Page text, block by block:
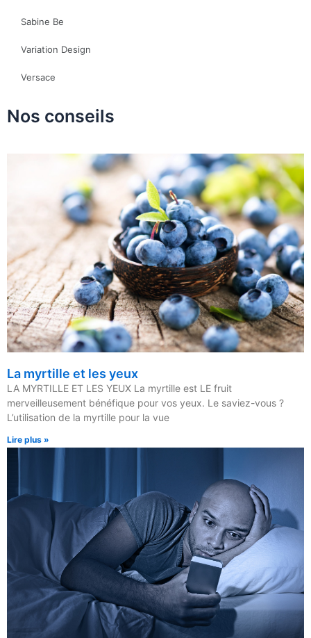
Sabine Be
Variation Design
Versace
Nos conseils
La myrtille et les yeux
LA MYRTILLE ET LES YEUX La myrtille est LE fruit
merveilleusement bénéfique pour vos yeux. Le saviez-vous ?
L’utilisation de la myrtille pour la vue
Lire plus »